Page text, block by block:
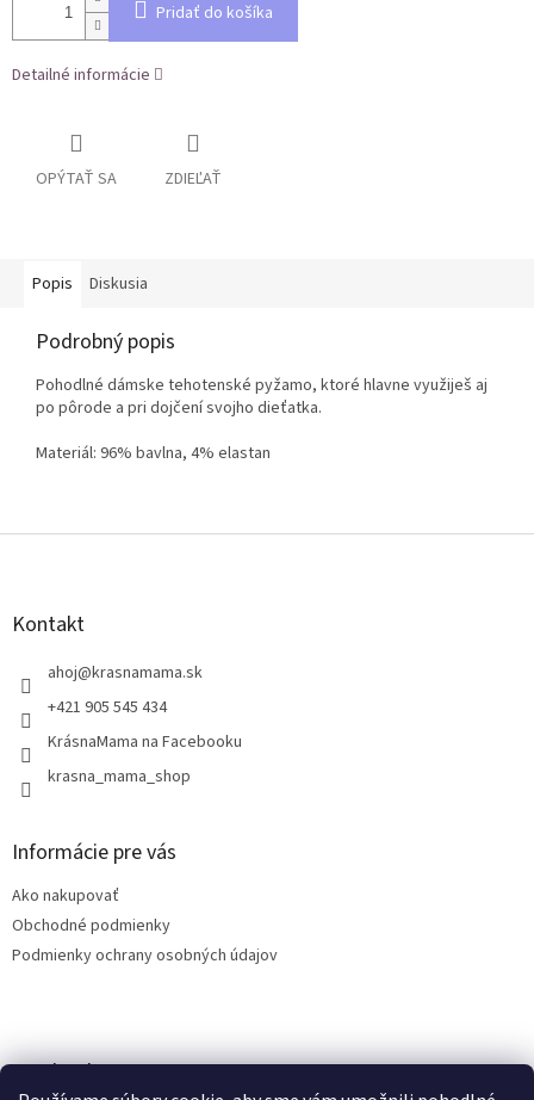
Pridať do košíka
Detailné informácie
OPÝTAŤ SA ZDIEĽAŤ
Popis Diskusia
Podrobný popis
Pohodlné dámske tehotenské pyžamo, ktoré hlavne využiješ aj
po pôrode a pri dojčení svojho dieťatka.
Materiál: 96% bavlna, 4% elastan
Z
Kontakt
ahoj@krasnamama.sk
+421 905 545 434
KrásnaMama na Facebooku
krasna_mama_shop
Informácie pre vás
Ako nakupovať
Obchodné podmienky
Podmienky ochrany osobných údajov
Facebook